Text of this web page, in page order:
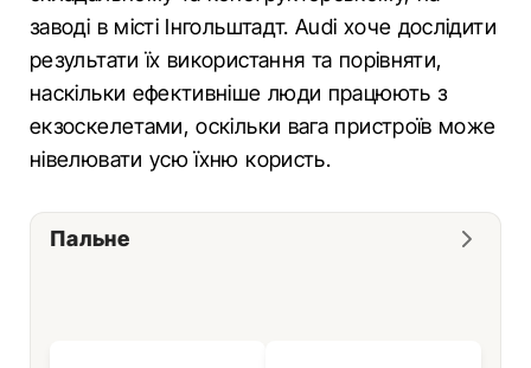
заводі в місті Інгольштадт. Audi хоче дослідити
результати їх використання та порівняти,
наскільки ефективніше люди працюють з
екзоскелетами, оскільки вага пристроїв може
нівелювати усю їхню користь.
Пальне